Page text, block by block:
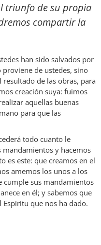
triunfo de su propia
compartir la
han sido salvados por
proviene de ustedes, sino
de las obras, para
creación suya: fuimos
aquellas buenas
para que las
todo cuanto le
y hacemos
es este: que creamos en el
amemos los unos a los
cumple sus mandamientos
en él; y sabemos que
que nos ha dado.